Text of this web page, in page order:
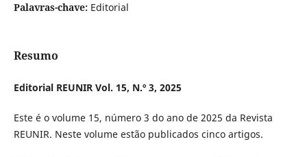
Palavras-chave: Editorial
Resumo
Editorial REUNIR Vol. 15, N.º 3, 2025
Este é o volume 15, número 3 do ano de 2025 da Revista
REUNIR. Neste volume estão publicados cinco artigos.